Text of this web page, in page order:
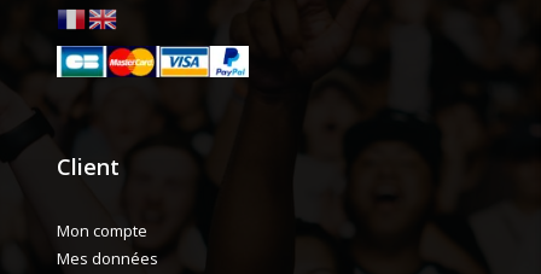
Client
Mon compte
Mes données